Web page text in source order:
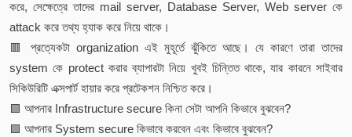
করে, সেক্ষেত্রে তাদের mail server, Database Server, Web server কে
attack করে তথ্য হ্যাক করে নিয়ে থাকে।
🟥 প্রত্যেকটা organization এই মুহূর্তে ঝুঁকিতে আছে। যে কারণে তারা তাদের
system কে protect করার ব্যাপারটা নিয়ে খুবই চিন্তিত থাকে, যার কারনে সাইবার
সিকিউরিটি এক্সপার্ট হায়ার করে প্রটেকশন নিশ্চিত করে।
🟩 আপনার Infrastructure secure কিনা সেটা আপনি কিভাবে বুঝবেন?
🟩 আপনার System secure কিভাবে করবেন এবং কিভাবে বুঝবেন?